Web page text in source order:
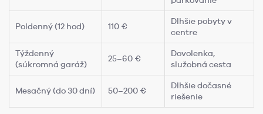
Poldenný (12 hod) 110 €
Dlhšie pobyty v
centre
Týždenný
(súkromná garáž)
25–60 €
Dovolenka,
služobná cesta
Mesačný (do 30 dní) 50–200 €
Dlhšie dočasné
riešenie